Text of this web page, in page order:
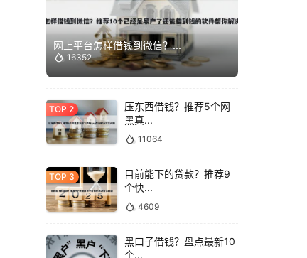
网上平台怎样借钱到微信？...
16352
压东西借钱？推荐5个网
黑真...
11064
目前能下的贷款？推荐9
个快...
4609
黑口子借钱？盘点最新10
个...